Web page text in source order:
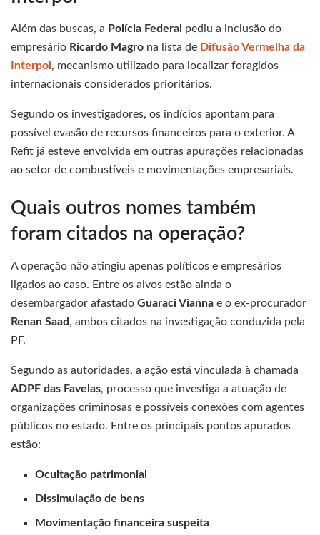
Além das buscas, a Polícia Federal pediu a inclusão do
empresário Ricardo Magro na lista de Difusão Vermelha da
Interpol , mecanismo utilizado para localizar foragidos
internacionais considerados prioritários.
Segundo os investigadores, os indícios apontam para
possível evasão de recursos financeiros para o exterior. A
Refit já esteve envolvida em outras apurações relacionadas
ao setor de combustíveis e movimentações empresariais.
Quais outros nomes também
foram citados na operação?
A operação não atingiu apenas políticos e empresários
ligados ao caso. Entre os alvos estão ainda o
desembargador afastado Guaraci Vianna e o ex-procurador
Renan Saad, ambos citados na investigação conduzida pela
PF.
Segundo as autoridades, a ação está vinculada à chamada
ADPF das Favelas, processo que investiga a atuação de
organizações criminosas e possíveis conexões com agentes
públicos no estado. Entre os principais pontos apurados
estão:
Ocultação patrimonial
Dissimulação de bens
Movimentação financeira suspeita